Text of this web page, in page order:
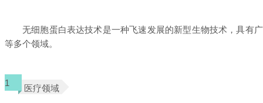
无细胞蛋白表达技术是一种飞速发展的新型生物技术，具有
等多个领域。
1
医疗领域